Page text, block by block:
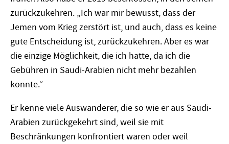
zurückzukehren. „Ich war mir bewusst, dass der
Jemen vom Krieg zerstört ist, und auch, dass es keine
gute Entscheidung ist, zurückzukehren. Aber es war
die einzige Möglichkeit, die ich hatte, da ich die
Gebühren in Saudi-Arabien nicht mehr bezahlen
konnte.“
Er kenne viele Auswanderer, die so wie er aus Saudi-
Arabien zurückgekehrt sind, weil sie mit
Beschränkungen konfrontiert waren oder weil